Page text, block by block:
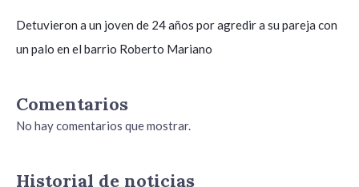
Detuvieron a un joven de 24 años por agredir a su pareja con
un palo en el barrio Roberto Mariano
Comentarios
No hay comentarios que mostrar.
Historial de noticias